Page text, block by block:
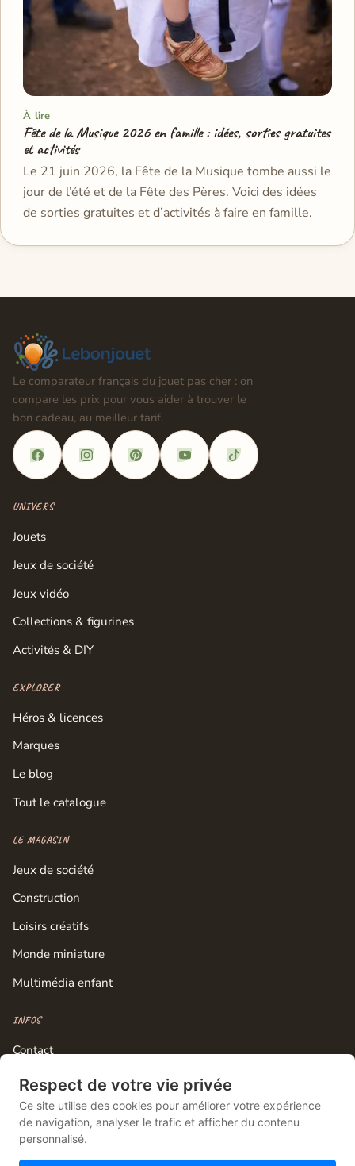
Respect de votre vie privée
Ce site utilise des cookies pour améliorer votre expérience
de navigation, analyser le trafic et afficher du contenu
personnalisé.
À lire
Fête de la Musique 2026 en famille : idées, sorties gratuites
et activités
Le 21 juin 2026, la Fête de la Musique tombe aussi le
jour de l’été et de la Fête des Pères. Voici des idées
de sorties gratuites et d’activités à faire en famille.
Le comparateur français du jouet pas cher : on
compare les prix pour vous aider à trouver le
bon cadeau, au meilleur tarif.
UNIVERS
Jouets
Jeux de société
Jeux vidéo
Collections & figurines
Activités & DIY
EXPLORER
Héros & licences
Marques
Le blog
Tout le catalogue
LE MAGASIN
Jeux de société
Construction
Loisirs créatifs
Monde miniature
Multimédia enfant
INFOS
Contact
Mentions légales
Plan du site
Gestion des cookies